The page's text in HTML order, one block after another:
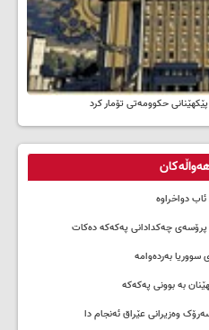
حکوومەتی تۆمار کرد
پرۆسەی چەکدادانی پەکەکە دەکات
بەردەوامە
بە بوونی پەکەکە
وەزیرانی عێراق ئەنجام دا